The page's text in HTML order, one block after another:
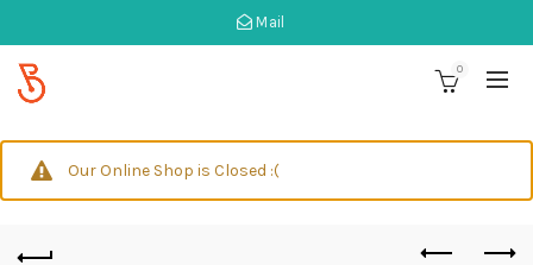
Mail
0
Our Online Shop is Closed :(